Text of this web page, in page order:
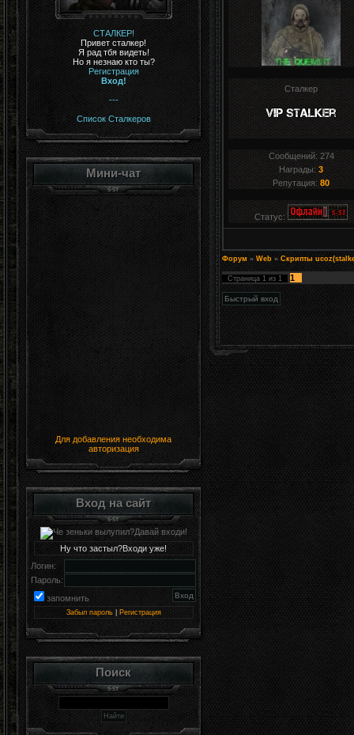
СТАЛКЕР!
Привет сталкер!
Я рад тбя видеть!
Но я незнаю кто ты?
Регистрация
Вход!
---
Список Сталкеров
Мини-чат
Для добавления необходима
авторизация
Вход на сайт
Ну что застыл?Входи уже!
Логин:
Пароль:
запомнить
Забыл пароль| Регистрация
Поиск
Сталкер
Сообщений: 274
Награды: 3
Репутация: 80
Статус:
Форум » Web » Скрипты
Страница 1 из 1 1